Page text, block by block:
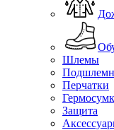
Шлемы
Перчатки
Защита